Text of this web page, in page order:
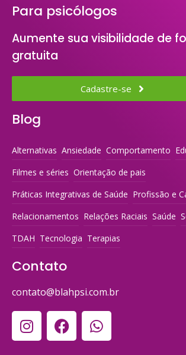
Para psicólogos
Aumente sua visibilidade de
gratuita
Cadastre-se
Blog
Alternativas Ansiedade Comportamento
Filmes e séries Orientação de pais
Práticas Integrativas de Saúde Profissão e
Relacionamentos Relações Raciais Saúde
TDAH Tecnologia Terapias
Contato
contato@blahpsi.com.br